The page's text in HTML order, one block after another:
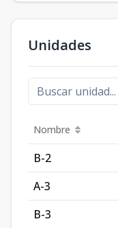
Unidades
Nombre
B-2
A-3
B-3